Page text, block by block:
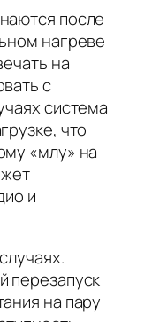
после
нагреве
на
с
система
что
«млу» на
и
перезапуск
на пару